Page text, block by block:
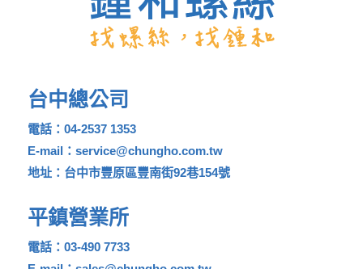
台中總公司
電話：04-2537 1353
E-mail：service@chungho.com.tw
地址：台中市豐原區豐南街92巷154號
平鎮營業所
電話：03-490 7733